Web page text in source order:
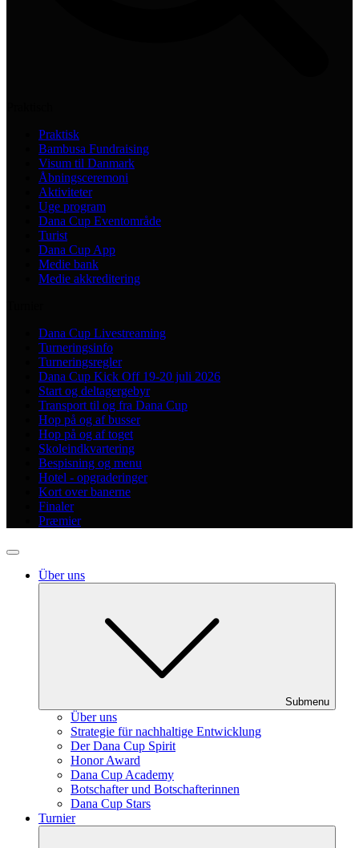
Praktisk
Bambusa Fundraising
Visum til Danmark
Åbningsceremoni
Aktiviteter
Uge program
Dana Cup Eventområde
Turist
Dana Cup App
Medie bank
Medie akkreditering
Dana Cup Livestreaming
Turneringsinfo
Turneringsregler
Dana Cup Kick Off 19-20 juli 2026
Start og deltagergebyr
Transport til og fra Dana Cup
Hop på og af busser
Hop på og af toget
Skoleindkvartering
Bespisning og menu
Hotel - opgraderinger
Kort over banerne
Finaler
Præmier
Über uns
Submenu
Über uns
Strategie für nachhaltige Entwicklung
Der Dana Cup Spirit
Honor Award
Dana Cup Academy
Botschafter und Botschafterinnen
Dana Cup Stars
Turnier